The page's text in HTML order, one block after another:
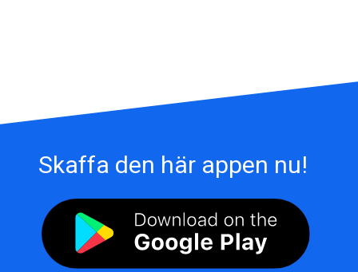
Skaffa den här appen nu!